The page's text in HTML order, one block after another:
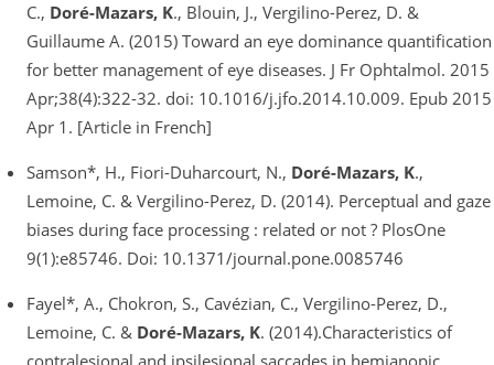
C., Doré-Mazars, K., Blouin, J., Vergilino-Perez, D. &
Guillaume A. (2015) Toward an eye dominance quantification
for better management of eye diseases. J Fr Ophtalmol. 2015
Apr;38(4):322-32. doi: 10.1016/j.jfo.2014.10.009. Epub 2015
Apr 1. [Article in French]
Samson*, H., Fiori-Duharcourt, N., Doré-Mazars, K.,
Lemoine, C. & Vergilino-Perez, D. (2014). Perceptual and gaze
biases during face processing : related or not ? PlosOne
9(1):e85746. Doi: 10.1371/journal.pone.0085746
Fayel*, A., Chokron, S., Cavézian, C., Vergilino-Perez, D.,
Lemoine, C. & Doré-Mazars, K. (2014).Characteristics of
contralesional and ipsilesional saccades in hemianopic